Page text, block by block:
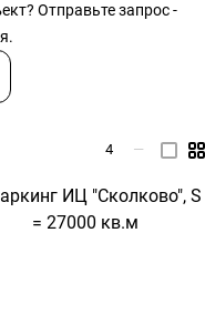
Отправьте запрос -
4 —